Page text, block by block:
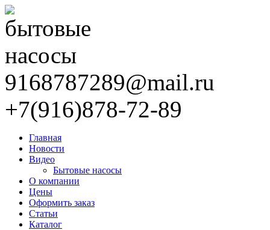
9168787289@mail.ru
+7(916)878-72-89
Главная
Новости
Видео
Бытовые насосы
О компании
Цены
Оформить заказ
Статьи
Каталог